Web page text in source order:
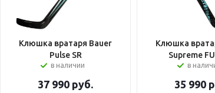
Клюшка вратаря Bauer
Pulse SR
в наличии
37 990 руб.
Клюшка
Supreme
в
35 990